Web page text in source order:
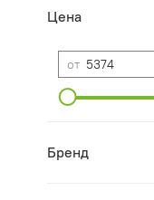
Цена
от
Бренд